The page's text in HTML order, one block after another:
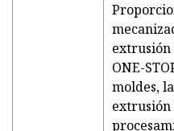
ONE-
moldes,